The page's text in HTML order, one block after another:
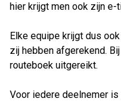
hier krijgt men ook zijn e-
Elke equipe krijgt dus
zij hebben afgerekend.
routeboek uitgereikt.
Voor iedere deelnemer